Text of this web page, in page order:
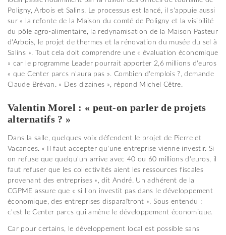
Poligny, Arbois et Salins. Le processus est lancé, il s'appuie aussi
sur « la refonte de la Maison du comté de Poligny et la visibilité
du pôle agro-alimentaire, la redynamisation de la Maison Pasteur
d'Arbois, le projet de thermes et la rénovation du musée du sel à
Salins ». Tout cela doit comprendre une « évaluation économique
» car le programme Leader pourrait apporter 2,6 millions d'euros
« que Center parcs n'aura pas ». Combien d'emplois ?, demande
Claude Brévan. « Des dizaines », répond Michel Cêtre.
Valentin Morel : « peut-on parler de projets
alternatifs ? »
Dans la salle, quelques voix défendent le projet de Pierre et
Vacances. « Il faut accepter qu'une entreprise vienne investir. Si
on refuse que quelqu'un arrive avec 40 ou 60 millions d'euros, il
faut refuser que les collectivités aient les ressources fiscales
provenant des entreprises », dit André. Un adhérent de la
CGPME assure que « si l'on investit pas dans le développement
économique, des entreprises disparaîtront ». Sous entendu :
c'est le Center parcs qui amène le développement économique.
Car pour certains, le développement local est possible sans